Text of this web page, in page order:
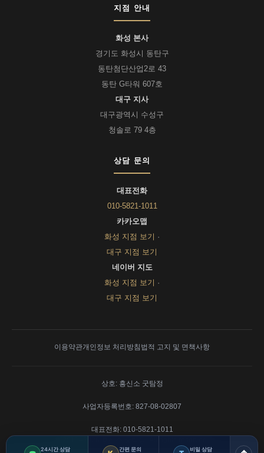
지점 안내
화성 본사
경기도 화성시 동탄구
동탄첨단산업2로 43
동탄 G타워 607호
대구 지사
대구광역시 수성구
청솔로 79 4층
상담 문의
대표전화
010-5821-1011
카카오맵
화성 지점 보기 ·
대구 지점 보기
네이버 지도
화성 지점 보기 ·
대구 지점 보기
이용약관개인정보 처리방침 법적 고지 및 면책사항
상호: 흥신소 굿탐정
사업자등록번호: 827-08-02807
대표전화: 010-5821-1011
24시간 상담 간편 문의 비밀 상담